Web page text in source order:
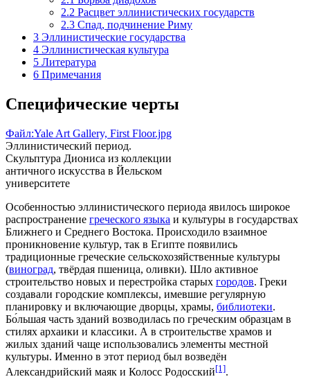
2.2 Расцвет эллинистических государств
2.3 Спад, подчинение Риму
3 Эллинистические государства
4 Эллинистическая культура
5 Литература
6 Примечания
Специфические черты
Файл:Yale Art Gallery, First Floor.jpg
Эллинистический период.
Скульптура Диониса из коллекции
античного искусства в Йельском
университете
Особенностью эллинистического периода явилось широкое
распространение греческого языка и культуры в государствах
Ближнего и Среднего Востока. Происходило взаимное
проникновение культур, так в Египте появились
традиционные греческие сельскохозяйственные культуры
(виноград, твёрдая пшеница, оливки). Шло активное
строительство новых и перестройка старых городов. Греки
создавали городские комплексы, имевшие регулярную
планировку и включающие дворцы, храмы, библиотеки.
Бо́льшая часть зданий возводилась по греческим образцам в
стилях архаики и классики. А в строительстве храмов и
жилых зданий чаще использовались элементы местной
культуры. Именно в этот период был возведён
Александрийский маяк и Колосс Родосский[1].